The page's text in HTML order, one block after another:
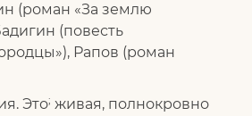
(роман «За землю
(повесть
Рапов (роман
Это; живая, полнокровно